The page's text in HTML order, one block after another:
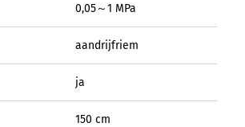
0,05～1 MPa
aandrijfriem
ja
150 cm